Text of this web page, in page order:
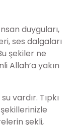
duyguları,
ses dalgaları
şekiler ne
Allah’a yakın
vardır. Tıpkı
şekli,